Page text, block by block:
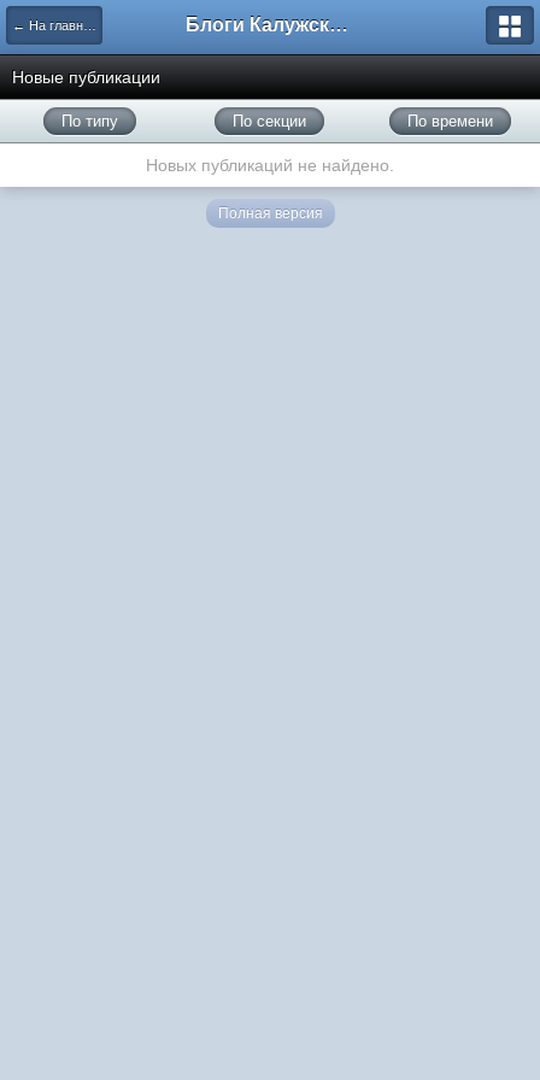
← На главную Блоги Калужского перекрестка
Новые публикации
По типу По секции По времени
Новых публикаций не найдено.
Полная версия